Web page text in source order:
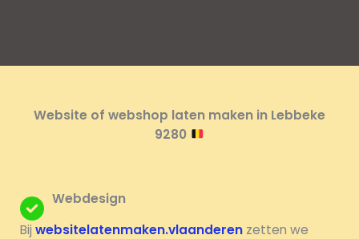
Website of webshop laten maken in Lebbeke
9280
Webdesign
Bij websitelatenmaken.vlaanderen zetten we